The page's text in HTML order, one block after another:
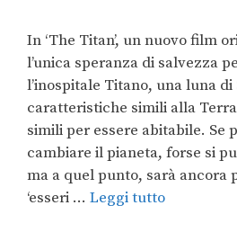
In ‘The Titan’, un nuovo film
l’unica speranza di salvezza
l’inospitale Titano, una luna
caratteristiche simili alla
simili per essere abitabile. Se
cambiare il pianeta, forse si
ma a quel punto, sarà ancora
‘esseri … Leggi tutto